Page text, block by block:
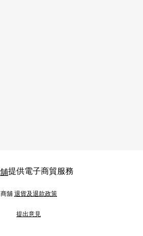
提供電子商貿服務
商舖退貨及退款政策
提出意見